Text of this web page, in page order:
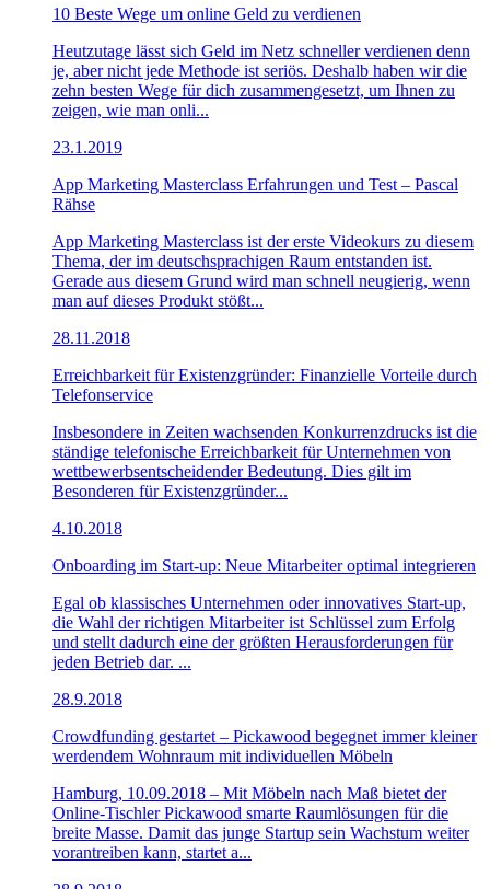
10 Beste Wege um online Geld zu verdienen
Heutzutage lässt sich Geld im Netz schneller verdienen denn
je, aber nicht jede Methode ist seriös. Deshalb haben wir die
zehn besten Wege für dich zusammengesetzt, um Ihnen zu
zeigen, wie man onli...
23.1.2019
App Marketing Masterclass Erfahrungen und Test – Pascal
Rähse
App Marketing Masterclass ist der erste Videokurs zu diesem
Thema, der im deutschsprachigen Raum entstanden ist.
Gerade aus diesem Grund wird man schnell neugierig, wenn
man auf dieses Produkt stößt...
28.11.2018
Erreichbarkeit für Existenzgründer: Finanzielle Vorteile durch
Telefonservice
Insbesondere in Zeiten wachsenden Konkurrenzdrucks ist die
ständige telefonische Erreichbarkeit für Unternehmen von
wettbewerbsentscheidender Bedeutung. Dies gilt im
Besonderen für Existenzgründer...
4.10.2018
Onboarding im Start-up: Neue Mitarbeiter optimal integrieren
Egal ob klassisches Unternehmen oder innovatives Start-up,
die Wahl der richtigen Mitarbeiter ist Schlüssel zum Erfolg
und stellt dadurch eine der größten Herausforderungen für
jeden Betrieb dar. ...
28.9.2018
Crowdfunding gestartet – Pickawood begegnet immer kleiner
werdendem Wohnraum mit individuellen Möbeln
Hamburg, 10.09.2018 – Mit Möbeln nach Maß bietet der
Online-Tischler Pickawood smarte Raumlösungen für die
breite Masse. Damit das junge Startup sein Wachstum weiter
vorantreiben kann, startet a...